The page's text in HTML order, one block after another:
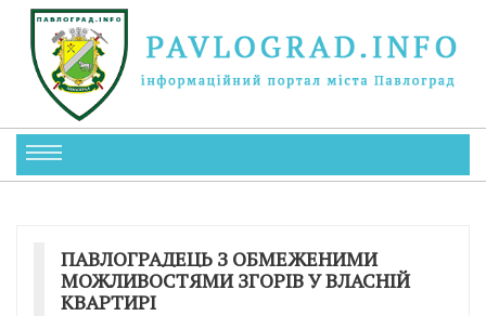
ПАВЛОГРАДЕЦЬ З ОБМЕЖЕНИМИ
МОЖЛИВОСТЯМИ ЗГОРІВ У ВЛАСНІЙ
КВАРТИРІ